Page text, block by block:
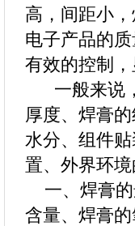
高，间距小
电子产品的
有效的控制
一般来说，
厚度、焊膏
水分、组件
置、外界环
一、焊膏的
含量、焊膏